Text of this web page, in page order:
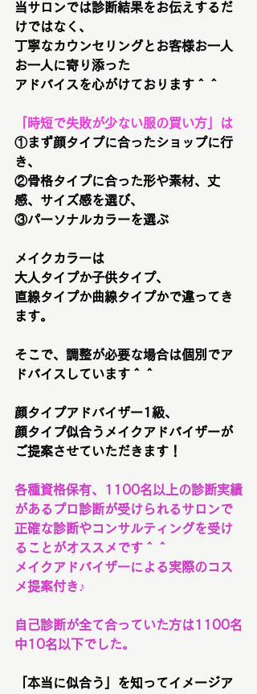
当サロンでは診断結果をお伝えするだ
けではなく、
丁寧なカウンセリングとお客様お一人
お一人に寄り添った
アドバイスを心がけております＾＾
「時短で失敗が少ない服の買い方」は
①まず顔タイプに合ったショップに行
き、
②骨格タイプに合った形や素材、丈
感、サイズ感を選び、
③パーソナルカラーを選ぶ
メイクカラーは
大人タイプか子供タイプ、
直線タイプか曲線タイプかで違ってき
ます。
そこで、調整が必要な場合は個別でア
ドバイスしています＾＾
顔タイプアドバイザー1級、
顔タイプ似合うメイクアドバイザーが
ご提案させていただきます！
各種資格保有、1100名以上の診断実績
があるプロ診断が受けられるサロンで
正確な診断やコンサルティングを受け
ることがオススメです＾＾
メイクアドバイザーによる実際のコス
メ提案付き♪
自己診断が全て合っていた方は1100名
中10名以下でした。
「本当に似合う」を知ってイメージア